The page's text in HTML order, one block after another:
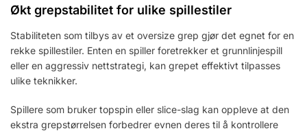
Økt grepstabilitet for ulike spillestiler
Stabiliteten som tilbys av et oversize grep gjør det egnet for en
rekke spillestiler. Enten en spiller foretrekker et grunnlinjespill
eller en aggressiv nettstrategi, kan grepet effektivt tilpasses
ulike teknikker.
Spillere som bruker topspin eller slice-slag kan oppleve at den
ekstra grepstørrelsen forbedrer evnen deres til å kontrollere